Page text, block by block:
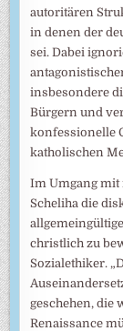
autoritären
in denen der
sei. Dabei
insbesondere
Bürgern und
konfessionelle
katholischen
Im Umgang
Scheliha die
christlich zu
Sozialethiker.
geschehen, die
Renaissance